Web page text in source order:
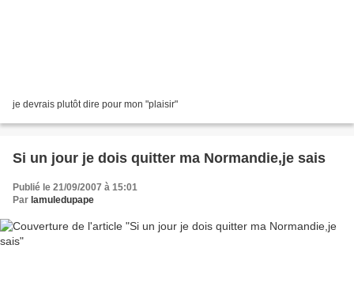
je devrais plutôt dire pour mon "plaisir"
Si un jour je dois quitter ma Normandie,je sais
Publié le 21/09/2007 à 15:01
Par lamuledupape